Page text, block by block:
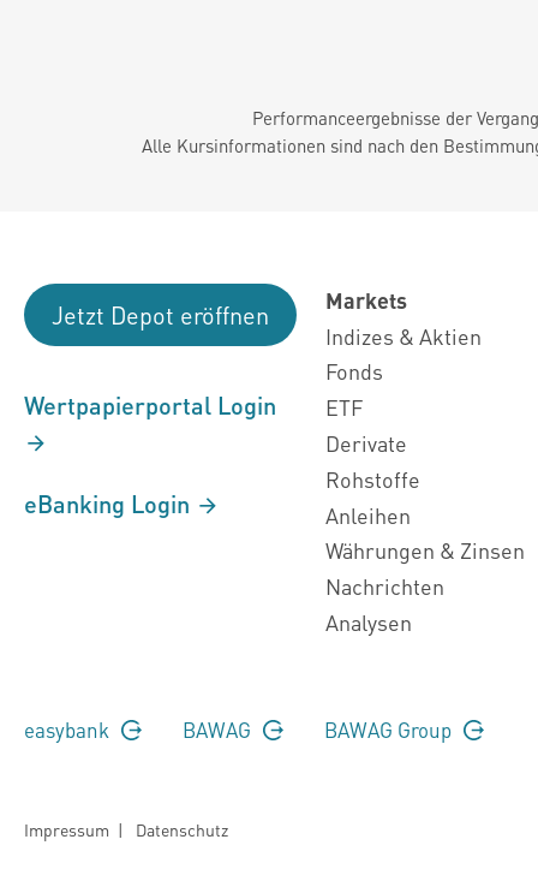
Performanceergebnisse der
Alle Kursinformationen sind nach den
Jetzt Depot eröffnen
Wertpapierportal Login
eBanking Login
Markets
Indizes & Aktien
Fonds
ETF
Derivate
Rohstoffe
Anleihen
Währungen & Zinsen
Nachrichten
Analysen
easybank BAWAG BAWAG Group
Impressum | Datenschutz